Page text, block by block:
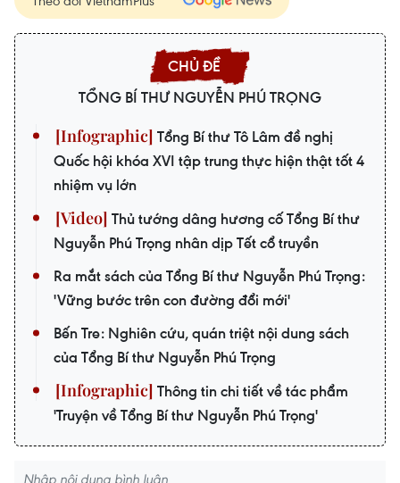
TỔNG BÍ THƯ NGUYỄN PHÚ TRỌNG
Tổng Bí thư Tô Lâm đề nghị
Quốc hội khóa XVI tập trung thực hiện thật tốt 4
nhiệm vụ lớn
Thủ tướng dâng hương cố Tổng Bí thư
Nguyễn Phú Trọng nhân dịp Tết cổ truyền
Ra mắt sách của Tổng Bí thư Nguyễn Phú Trọng:
'Vững bước trên con đường đổi mới'
Bến Tre: Nghiên cứu, quán triệt nội dung sách
của Tổng Bí thư Nguyễn Phú Trọng
Thông tin chi tiết về tác phẩm
'Truyện về Tổng Bí thư Nguyễn Phú Trọng'